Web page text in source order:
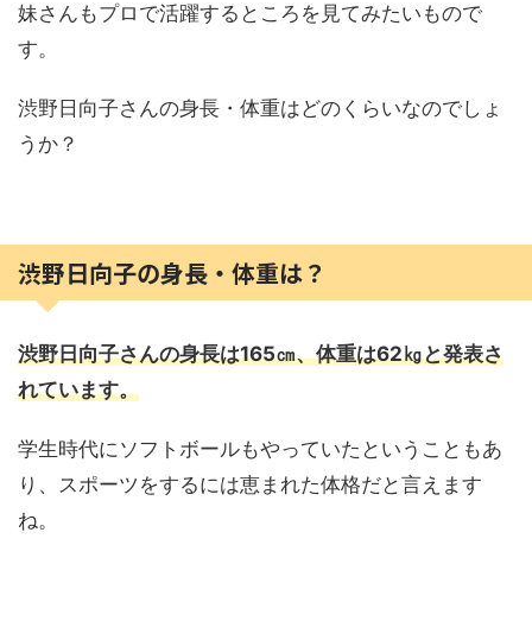
妹さんもプロで活躍するところを見てみたいもので
す。
渋野日向子さんの身長・体重はどのくらいなのでしょ
うか？
渋野日向子の身長・体重は？
渋野日向子さんの身長は165㎝、体重は62㎏と発表さ
れています。
学生時代にソフトボールもやっていたということもあ
り、スポーツをするには恵まれた体格だと言えます
ね。